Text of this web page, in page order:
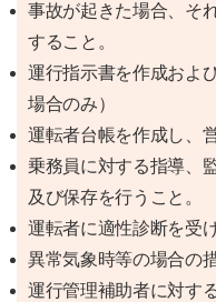
事故が起きた場合、そ
すること。
運行指示書を作成およ
場合のみ）
運転者台帳を作成し、
乗務員に対する指導、
及び保存を行うこと。
運転者に適性診断を受
異常気象時等の場合の
運行管理補助者に対す